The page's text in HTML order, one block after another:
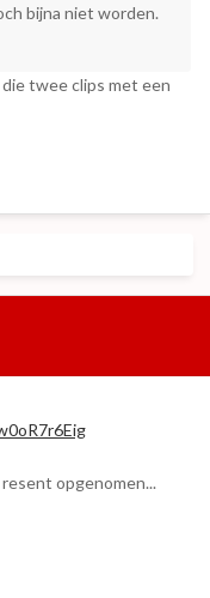
bijna niet worden.
twee clips met een
opgenomen...